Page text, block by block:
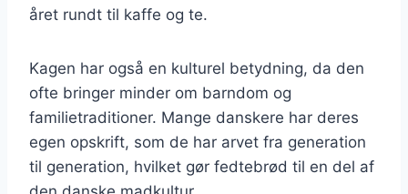
året rundt til kaffe og te.
Kagen har også en kulturel betydning, da den
ofte bringer minder om barndom og
familietraditioner. Mange danskere har deres
egen opskrift, som de har arvet fra generation
til generation, hvilket gør fedtebrød til en del af